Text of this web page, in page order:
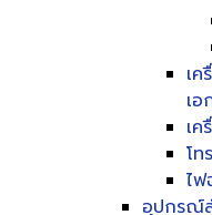
เค
เอ
เ
โท
ไฟ
อุปกรณ์